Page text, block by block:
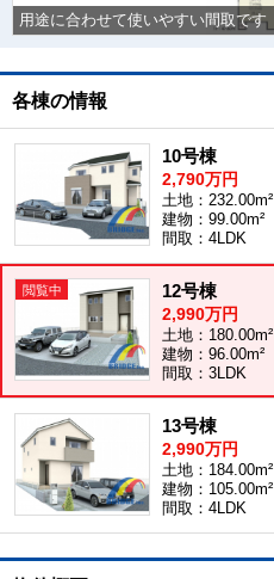
用途に合わせて使いやすい間取です
各棟の情報
10号棟
2,790万円
土地：232.00m²
建物：99.00m²
間取：4LDK
12号棟
2,990万円
土地：180.00m²
建物：96.00m²
間取：3LDK
13号棟
2,990万円
土地：184.00m²
建物：105.00m²
間取：4LDK